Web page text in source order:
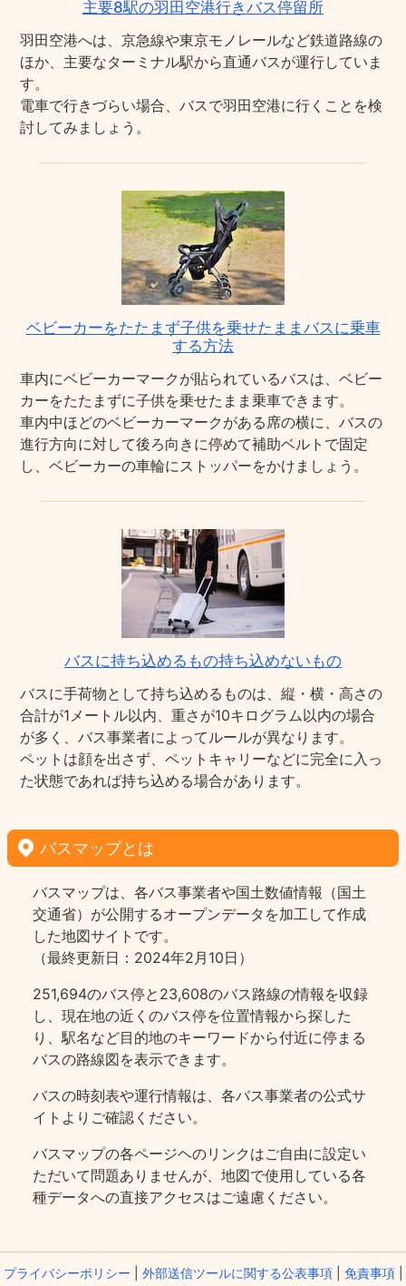
主要8駅の羽田空港行きバス停留所
羽田空港へは、京急線や東京モノレールなど鉄道路線の
ほか、主要なターミナル駅から直通バスが運行していま
す。
電車で行きづらい場合、バスで羽田空港に行くことを検
討してみましょう。
ベビーカーをたたまず子供を乗せたままバスに乗車
する方法
車内にベビーカーマークが貼られているバスは、ベビー
カーをたたまずに子供を乗せたまま乗車できます。
車内中ほどのベビーカーマークがある席の横に、バスの
進行方向に対して後ろ向きに停めて補助ベルトで固定
し、ベビーカーの車輪にストッパーをかけましょう。
バスに持ち込めるもの持ち込めないもの
バスに手荷物として持ち込めるものは、縦・横・高さの
合計が1メートル以内、重さが10キログラム以内の場合
が多く、バス事業者によってルールが異なります。
ペットは顔を出さず、ペットキャリーなどに完全に入っ
た状態であれば持ち込める場合があります。
バスマップとは
バスマップは、各バス事業者や国土数値情報（国土
交通省）が公開するオープンデータを加工して作成
した地図サイトです。
（最終更新日：2024年2月10日）
251,694のバス停と23,608のバス路線の情報を収録
し、現在地の近くのバス停を位置情報から探した
り、駅名など目的地のキーワードから付近に停まる
バスの路線図を表示できます。
バスの時刻表や運行情報は、各バス事業者の公式サ
イトよりご確認ください。
バスマップの各ページヘのリンクはご自由に設定い
ただいて問題ありませんが、地図で使用している各
種データへの直接アクセスはご遠慮ください。
プライバシーポリシー 外部送信ツールに関する公表事項| 免責事項|